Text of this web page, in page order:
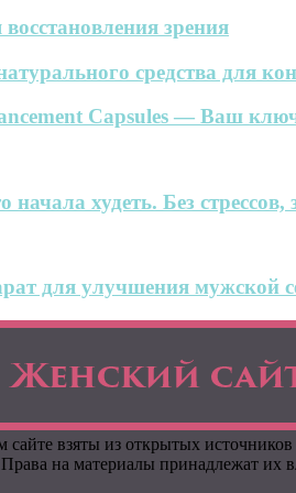
зрения
средства для
Capsules — Ваш
худеть. Без
для улучшения мужской
сайте взяты из открытых
на материалы принадлежат их